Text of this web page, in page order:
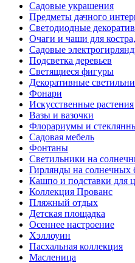
Садовые украшения
Предметы дачного
Светодиодные
Очаги и чаши для
Садовые
Подсветка деревьев
Светящиеся фигуры
Декоративные
Фонари
Искусственные растения
Вазы и вазочки
Флорариумы и
Садовая мебель
Фонтаны
Светильники на
Гирлянды на солнечных
Кашпо и подставки для
Коллекция Прованс
Пляжный отдых
Детская площадка
Осеннее настроение
Хэллоуин
Пасхальная коллекция
Масленица